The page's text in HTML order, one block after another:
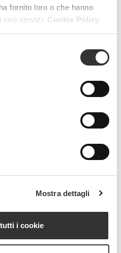
fornito loro o che hanno
loro servizi. Cookie Policy.
Mostra dettagli
i cookie
Illuminante